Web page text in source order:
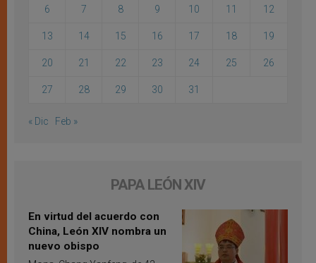
6 7 8 9 10 11 12
13 14 15 16 17 18 19
20 21 22 23 24 25 26
27 28 29 30 31
« Dic Feb »
PAPA LEÓN XIV
En virtud del acuerdo con
China, León XIV nombra un
nuevo obispo